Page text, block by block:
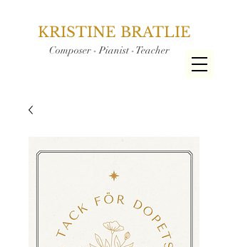
KRISTINE BRATLIE
Composer - Pianist - Teacher